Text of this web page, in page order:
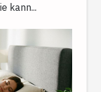
kann...